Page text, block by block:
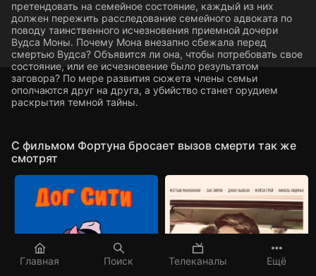
Главная Поиск Телеканалы Ещё
претендовать на семейное состояние, каждый из них
должен пережить расследование семейного адвоката по
поводу таинственного исчезновения приемной дочери
Вудса Моны. Почему Мона внезапно сбежала перед
смертью Вудса? Объявится ли она, чтобы потребовать свое
состояние, или ее исчезновение было результатом
заговора? По мере развития сюжета члены семьи
ополчаются друг на друга, а убийство станет орудием
раскрытия темной тайны.
C фильмом Фортуна бросает вызов смерти так же
смотрят